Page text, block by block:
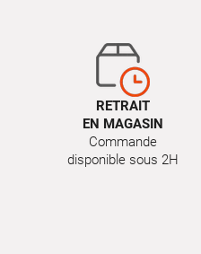
RETRAIT
EN MAGASIN
Commande
disponible sous 2H